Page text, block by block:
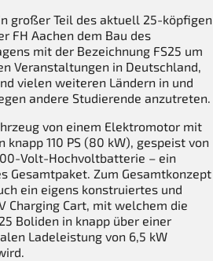
großer Teil des aktuell 25-köpfigen
FH Aachen dem Bau des
mit der Bezeichnung FS25 um
Veranstaltungen in Deutschland,
vielen weiteren Ländern in und
andere Studierende anzutreten.
von einem Elektromotor mit
110 PS (80 kW), gespeist von
Volt-Hochvoltbatterie – ein
Gesamtpaket. Zum Gesamtkonzept
ein eigens konstruiertes und
Charging Cart, mit welchem die
Boliden in knapp über einer
Ladeleistung von 6,5 kW